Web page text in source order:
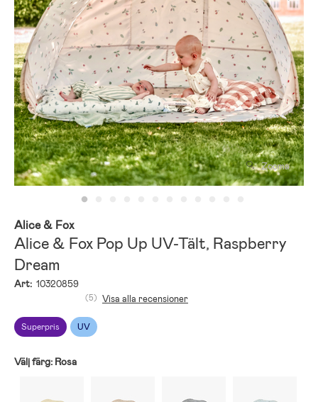
Zooma
Alice & Fox
Alice & Fox Pop Up UV-Tält, Raspberry
Dream
Art: 10320859
Superpris UV
(5) Visa alla recensioner
Välj färg: Rosa